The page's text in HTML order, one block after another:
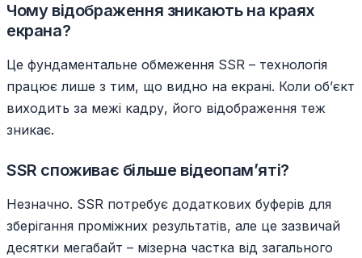
Чому відображення зникають на краях
екрана?
Це фундаментальне обмеження SSR – технологія
працює лише з тим, що видно на екрані. Коли об’єкт
виходить за межі кадру, його відображення теж
зникає.
SSR споживає більше відеопамʼяті?
Незначно. SSR потребує додаткових буферів для
зберігання проміжних результатів, але це зазвичай
десятки мегабайт – мізерна частка від загального